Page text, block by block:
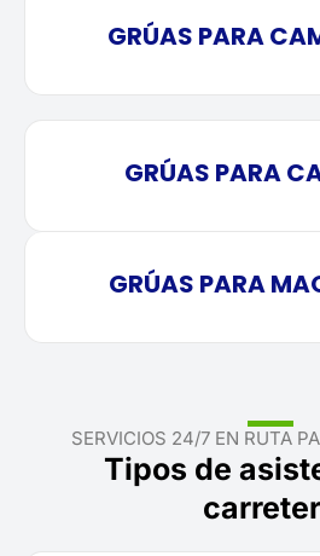
GRÚAS PARA
GRÚAS PARA
GRÚAS PARA
SERVICIOS 24/7 EN RUTA
Tipos de